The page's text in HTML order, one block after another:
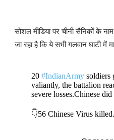
सोशल मीडिया पर चीनी सैनिकों के
जा रहा है कि ये सभी गलवान घाटी में
20 #IndianArmysoldiers
valiantly, the battalion
severe losses.Chinese
👇56 Chinese Virus killed.